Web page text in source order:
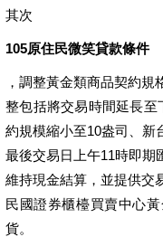
其次
105原住民微笑貸款條件
，調整黃金類商品契約
整包括將交易時間延長至
約規模縮小至10盎司、新
最後交易日上午11時即期
維持現金結算，並提供交
民國證券櫃檯買賣中心
貨。